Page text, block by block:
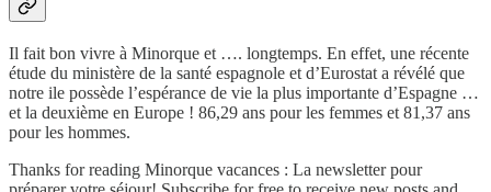
Il fait bon vivre à Minorque et …. longtemps. En effet, une récente
étude du ministère de la santé espagnole et d’Eurostat a révélé que
notre ile possède l’espérance de vie la plus importante d’Espagne …
et la deuxième en Europe ! 86,29 ans pour les femmes et 81,37 ans
pour les hommes.
Thanks for reading Minorque vacances : La newsletter pour